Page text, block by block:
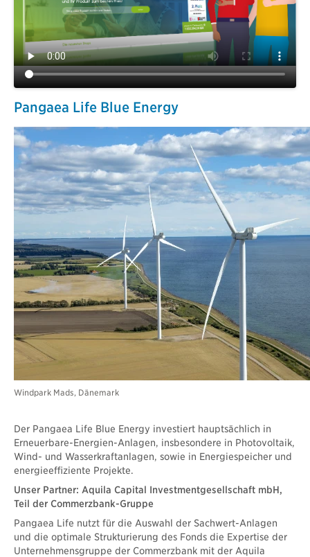
Pangaea Life Blue Energy
Windpark Mads, Dänemark
Der Pangaea Life Blue Energy investiert hauptsächlich in
Erneuerbare-Energien-Anlagen, insbesondere in Photovoltaik,
Wind- und Wasserkraftanlagen, sowie in Energiespeicher und
energieeffiziente Projekte.
Unser Partner: Aquila Capital Investmentgesellschaft mbH,
Teil der Commerzbank-Gruppe
Pangaea Life nutzt für die Auswahl der Sachwert-Anlagen
und die optimale Strukturierung des Fonds die Expertise der
Unternehmensgruppe der Commerzbank mit der Aquila